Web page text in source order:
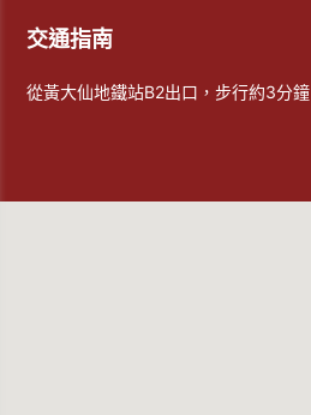
交通指南
從黃大仙地鐵站B2出口，步行約3分鐘